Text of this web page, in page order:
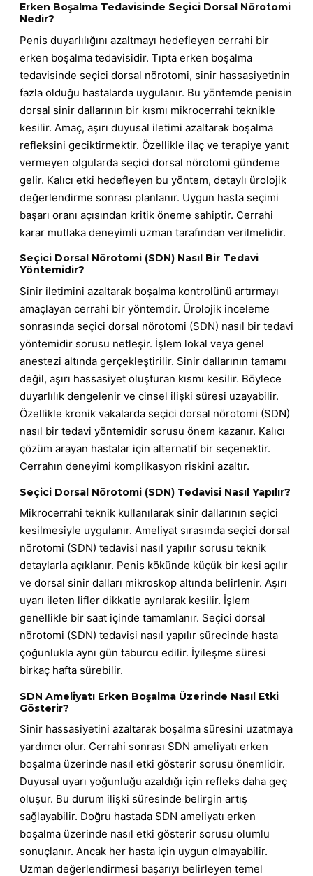
Erken Boşalma Tedavisinde Seçici Dorsal Nörotomi
Nedir?
Penis duyarlılığını azaltmayı hedefleyen cerrahi bir
erken boşalma tedavisidir. Tıpta erken boşalma
tedavisinde seçici dorsal nörotomi, sinir hassasiyetinin
fazla olduğu hastalarda uygulanır. Bu yöntemde penisin
dorsal sinir dallarının bir kısmı mikrocerrahi teknikle
kesilir. Amaç, aşırı duyusal iletimi azaltarak boşalma
refleksini geciktirmektir. Özellikle ilaç ve terapiye yanıt
vermeyen olgularda seçici dorsal nörotomi gündeme
gelir. Kalıcı etki hedefleyen bu yöntem, detaylı ürolojik
değerlendirme sonrası planlanır. Uygun hasta seçimi
başarı oranı açısından kritik öneme sahiptir. Cerrahi
karar mutlaka deneyimli uzman tarafından verilmelidir.
Seçici Dorsal Nörotomi (SDN) Nasıl Bir Tedavi
Yöntemidir?
Sinir iletimini azaltarak boşalma kontrolünü artırmayı
amaçlayan cerrahi bir yöntemdir. Ürolojik inceleme
sonrasında seçici dorsal nörotomi (SDN) nasıl bir tedavi
yöntemidir sorusu netleşir. İşlem lokal veya genel
anestezi altında gerçekleştirilir. Sinir dallarının tamamı
değil, aşırı hassasiyet oluşturan kısmı kesilir. Böylece
duyarlılık dengelenir ve cinsel ilişki süresi uzayabilir.
Özellikle kronik vakalarda seçici dorsal nörotomi (SDN)
nasıl bir tedavi yöntemidir sorusu önem kazanır. Kalıcı
çözüm arayan hastalar için alternatif bir seçenektir.
Cerrahın deneyimi komplikasyon riskini azaltır.
Seçici Dorsal Nörotomi (SDN) Tedavisi Nasıl Yapılır?
Mikrocerrahi teknik kullanılarak sinir dallarının seçici
kesilmesiyle uygulanır. Ameliyat sırasında seçici dorsal
nörotomi (SDN) tedavisi nasıl yapılır sorusu teknik
detaylarla açıklanır. Penis kökünde küçük bir kesi açılır
ve dorsal sinir dalları mikroskop altında belirlenir. Aşırı
uyarı ileten lifler dikkatle ayrılarak kesilir. İşlem
genellikle bir saat içinde tamamlanır. Seçici dorsal
nörotomi (SDN) tedavisi nasıl yapılır sürecinde hasta
çoğunlukla aynı gün taburcu edilir. İyileşme süresi
birkaç hafta sürebilir.
SDN Ameliyatı Erken Boşalma Üzerinde Nasıl Etki
Gösterir?
Sinir hassasiyetini azaltarak boşalma süresini uzatmaya
yardımcı olur. Cerrahi sonrası SDN ameliyatı erken
boşalma üzerinde nasıl etki gösterir sorusu önemlidir.
Duyusal uyarı yoğunluğu azaldığı için refleks daha geç
oluşur. Bu durum ilişki süresinde belirgin artış
sağlayabilir. Doğru hastada SDN ameliyatı erken
boşalma üzerinde nasıl etki gösterir sorusu olumlu
sonuçlanır. Ancak her hasta için uygun olmayabilir.
Uzman değerlendirmesi başarıyı belirleyen temel